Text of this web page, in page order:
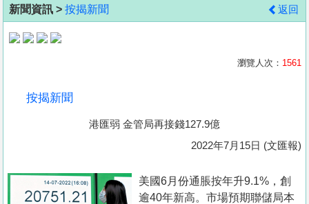
地
產
新聞資訊 > 按揭新聞 返回
瀏覽人次： 1561
按揭新聞
港匯弱 金管局再接錢127.9億
2022年7月15日 (文匯報)
美國6月份通脹按年升9.1%，創
逾40年新高。市場預期聯儲局本